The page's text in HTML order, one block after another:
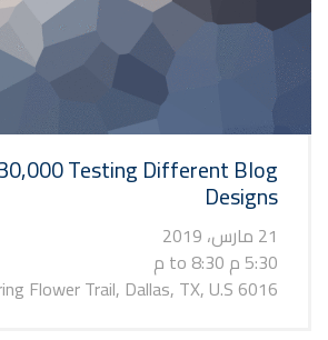
Testing Different Blog
Designs
21 مارس، 2019
5:30 م to 8:30 م
6016 Spring Flower Trail, Dallas, TX, U.S.